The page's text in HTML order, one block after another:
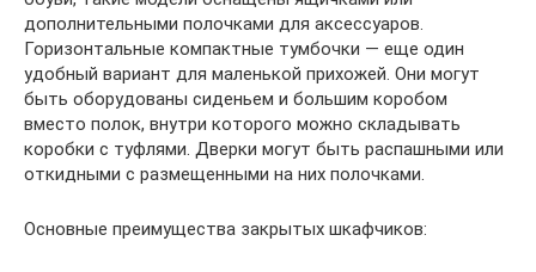
дополнительными полочками для аксессуаров.
Горизонтальные компактные тумбочки — еще один
удобный вариант для маленькой прихожей. Они могут
быть оборудованы сиденьем и большим коробом
вместо полок, внутри которого можно складывать
коробки с туфлями. Дверки могут быть распашными или
откидными с размещенными на них полочками.
Основные преимущества закрытых шкафчиков: